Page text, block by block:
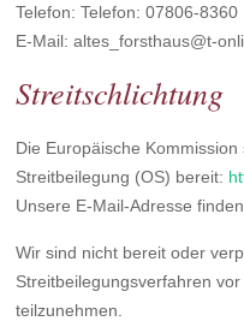
Telefon: Telefon: 07806-8360
E-Mail: altes_forsthaus@t-
Streitschlichtung
Die Europäische
Streitbeilegung (OS) bereit:
Unsere E-Mail-Adresse
Wir sind nicht bereit oder
Streitbeilegungsverfahren
teilzunehmen.